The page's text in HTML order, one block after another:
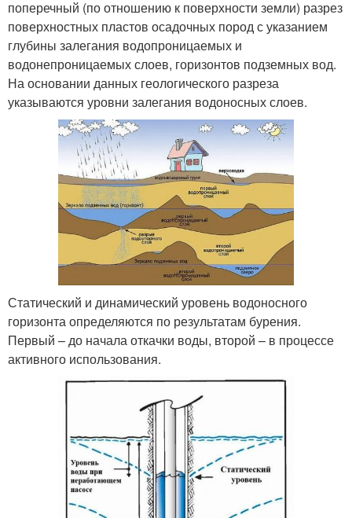
поперечный (по отношению к поверхности земли) разрез
поверхностных пластов осадочных пород с указанием
глубины залегания водопроницаемых и
водонепроницаемых слоев, горизонтов подземных вод.
На основании данных геологического разреза
указываются уровни залегания водоносных слоев.
Статический и динамический уровень водоносного
горизонта определяются по результатам бурения.
Первый – до начала откачки воды, второй – в процессе
активного использования.